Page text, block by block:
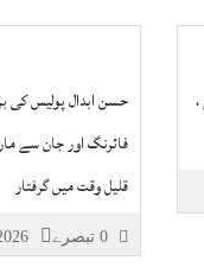
حسن ابدال پولیس کی
فائرنگ اور جان سے
قلیل وقت میں گرفتار